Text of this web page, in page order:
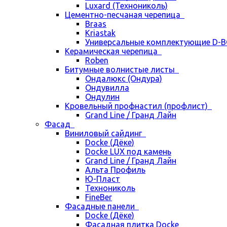
Luxard (Технониколь)
Цементно-песчаная черепица
Braas
Kriastak
Универсальные комплектующие D-
Керамическая черепица
Roben
Битумные волнистые листы
Ондалюкс (Ондура)
Ондувилла
Ондулин
Кровельный профнастил (профлист)
Grand Line / Гранд Лайн
Фасад
Виниловый сайдинг
Docke (Дёке)
Docke LUX под камень
Grand Line / Гранд Лайн
Альта Профиль
Ю-Пласт
Технониколь
FineBer
Фасадные панели
Docke (Дёке)
Фасадная плитка Docke